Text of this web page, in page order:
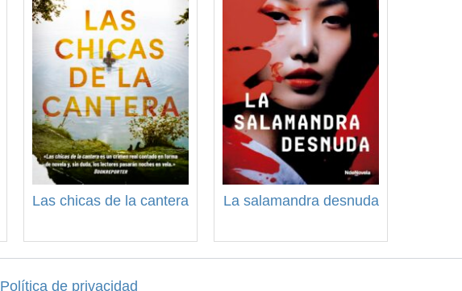
Las chicas de la cantera La salamandra desnuda
Política de privacidad